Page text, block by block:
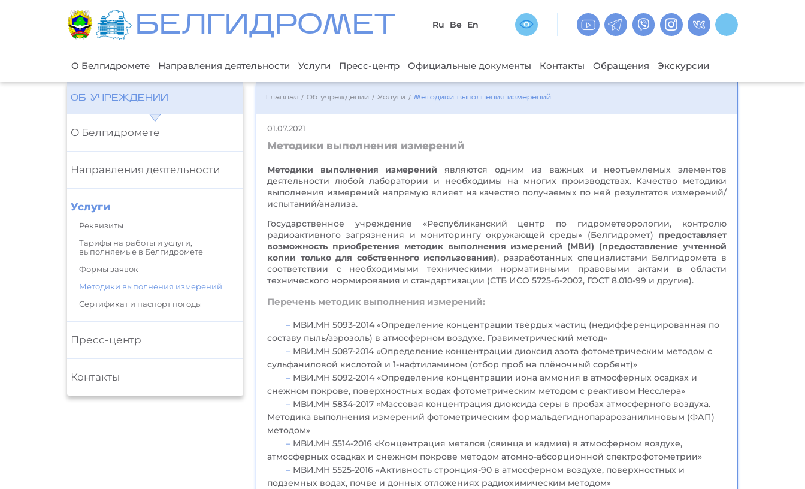
БЕЛГИДРОМЕТ Ru Be En
О Белгидромете Направления деятельности Услуги Пресс-центр Официальные документы Контакты Обращения Экскурсии
ОБ УЧРЕЖДЕНИИ
О Белгидромете
Направления деятельности
Услуги
Реквизиты
Тарифы на работы и услуги,
выполняемые в Белгидромете
Формы заявок
Методики выполнения измерений
Сертификат и паспорт погоды
Пресс-центр
Контакты
Главная /Об учреждении /Услуги /Методики выполнения измерений
01.07.2021
Методики выполнения измерений
Методики выполнения измерений являются одним из важных и неотъемлемых элементов
деятельности любой лаборатории и необходимы на многих производствах. Качество методики
выполнения измерений напрямую влияет на качество получаемых по ней результатов измерений/
испытаний/анализа.
Государственное учреждение «Республиканский центр по гидрометеорологии, контролю
радиоактивного загрязнения и мониторингу окружающей среды» (Белгидромет) предоставляет
возможность приобретения методик выполнения измерений (МВИ) (предоставление учтенной
копии только для собственного использования), разработанных специалистами Белгидромета в
соответствии с необходимыми техническими нормативными правовыми актами в области
технического нормирования и стандартизации (СТБ ИСО 5725-6-2002, ГОСТ 8.010-99 и другие).
Перечень методик выполнения измерений:
МВИ.МН 5093-2014 «Определение концентрации твёрдых частиц (недифференцированная по
составу пыль/аэрозоль) в атмосферном воздухе. Гравиметрический метод»
МВИ.МН 5087-2014 «Определение концентрации диоксид азота фотометрическим методом с
сульфаниловой кислотой и 1-нафтиламином (отбор проб на плёночный сорбент)»
МВИ.МН 5092-2014 «Определение концентрации иона аммония в атмосферных осадках и
снежном покрове, поверхностных водах фотометрическим методом с реактивом Несслера»
МВИ.МН 5834-2017 «Массовая концентрация диоксида серы в пробах атмосферного воздуха.
Методика выполнения измерений фотометрическим формальдегиднопарарозанилиновым (ФАП)
методом»
МВИ.МН 5514-2016 «Концентрация металов (свинца и кадмия) в атмосферном воздухе,
атмосферных осадках и снежном покрове методом атомно-абсорционной спектрофотометрии»
МВИ.МН 5525-2016 «Активность стронция-90 в атмосферном воздухе, поверхностных и
подземных водах, почве и донных отложениях радиохимическим методом»